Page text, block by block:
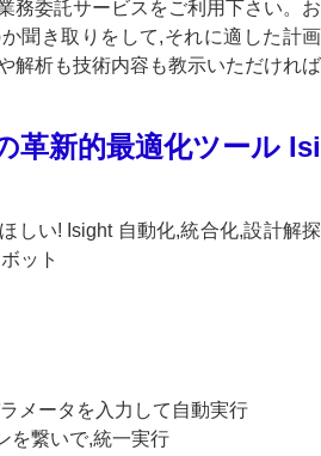
務委託サービスをご利用下さい。お
聞き取りをして,それに適した計画
解析も技術内容も教示いただければ
革新的最適化ツール Isi
しい! Isight 自動化,統合化,設計解探
ット
メータを入力して自動実行
を繋いで,統一実行